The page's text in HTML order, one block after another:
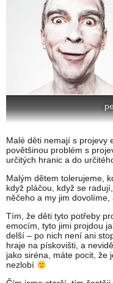
Malé děti nemají s projevy
povětšinou problém s
určitých hranic a do
Malým dětem tolerujeme,
když pláčou, když se
něčeho a my jim dovolíme,
Tím, že děti tyto potřeby
emocím, tyto jimi projdou
delší – po nich není ani
hraje na pískovišti, a
jako siréna, máte pocit, že
nezlobí